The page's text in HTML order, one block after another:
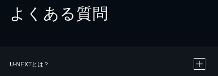
よくある質問
U-NEXTとは？